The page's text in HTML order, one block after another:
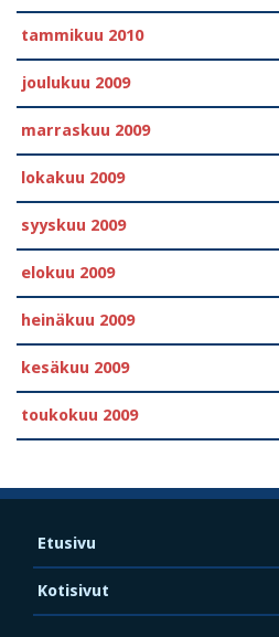
tammikuu 2010
joulukuu 2009
marraskuu 2009
lokakuu 2009
syyskuu 2009
elokuu 2009
heinäkuu 2009
kesäkuu 2009
toukokuu 2009
Etusivu
Kotisivut